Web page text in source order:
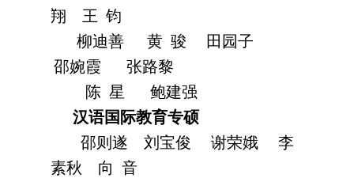
翔
王 钧
柳迪善
黄 骏
田园子
邵婉霞
张路黎
陈 星
鲍建强
汉语国际教育专硕
邵则遂
刘宝俊 谢荣娥
李
素秋
向 音